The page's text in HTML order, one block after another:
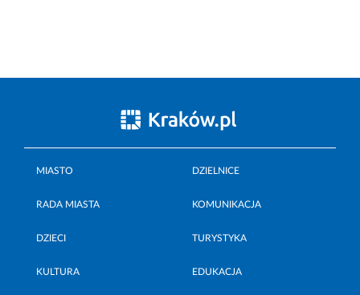
MIASTO DZIELNICE
RADA MIASTA KOMUNIKACJA
DZIECI TURYSTYKA
KULTURA EDUKACJA